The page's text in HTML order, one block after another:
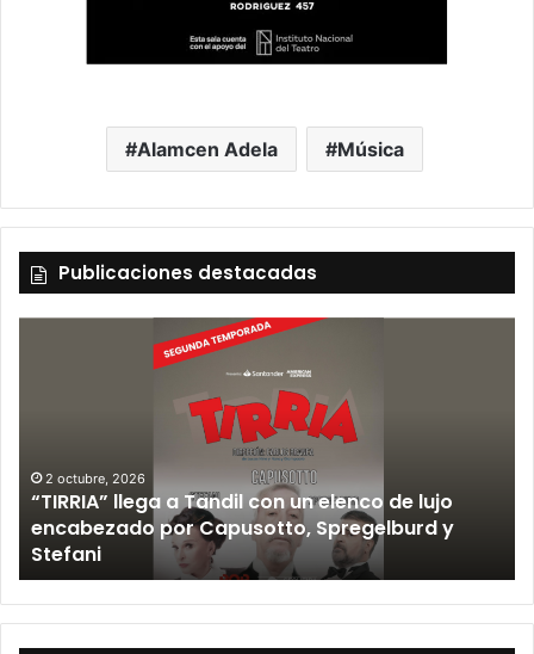
Alamcen Adela Música
Publicaciones destacadas
2 octubre, 2026
“TIRRIA” llega a Tandil con un elenco de lujo
encabezado por Capusotto, Spregelburd y
Stefani